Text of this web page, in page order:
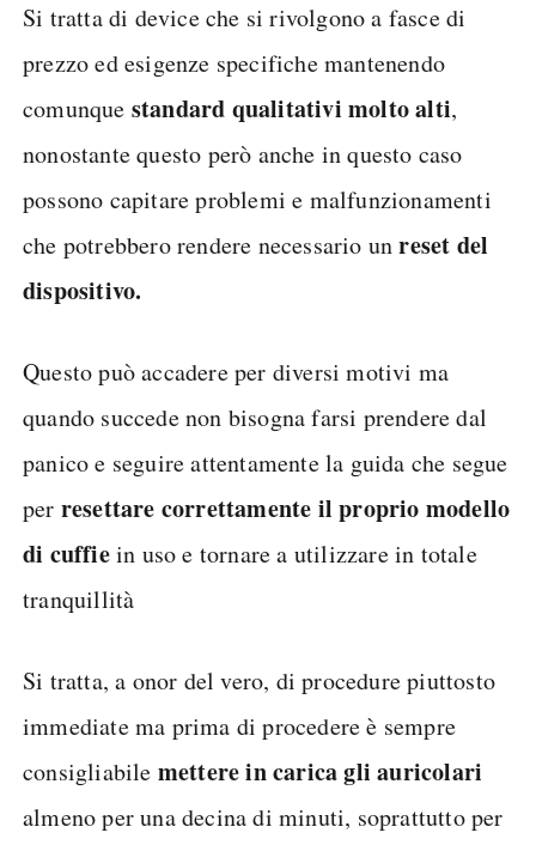
Si tratta di device che si rivolgono a fasce di
prezzo ed esigenze specifiche mantenendo
comunque standard qualitativi molto alti,
nonostante questo però anche in questo caso
possono capitare problemi e malfunzionamenti
che potrebbero rendere necessario unreset del
dispositivo.
Questo può accadere per diversi motivi ma
quando succede non bisogna farsi prendere dal
panico e seguire attentamente la guida che segue
per resettare correttamente il proprio modello
di cuffiein uso e tornare a utilizzare in totale
tranquillità
Si tratta, a onor del vero, di procedure piuttosto
immediate ma prima di procedere è sempre
consigliabile mettere in carica gli auricolari
almeno per una decina di minuti, soprattutto per